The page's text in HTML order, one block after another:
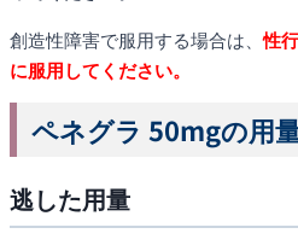
創造性障害で服用する場合は、性
に服用してください。
ペネグラ 50mgの用
逃した用量